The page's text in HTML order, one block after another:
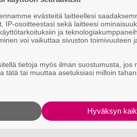
evästeitä laitteellesi
IP-osoitteestasi sekä laitteesi
ja
voi vaikuttaa sivuston toimivuuteen
tietoja myös ilman suostumusta, jos
tätä tai muuttaa asetuksiasi milloin
Hyväksyn